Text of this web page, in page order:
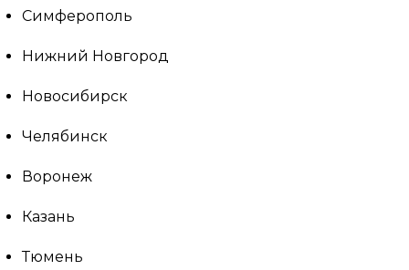
Симферополь
Нижний Новгород
Новосибирск
Челябинск
Воронеж
Казань
Тюмень